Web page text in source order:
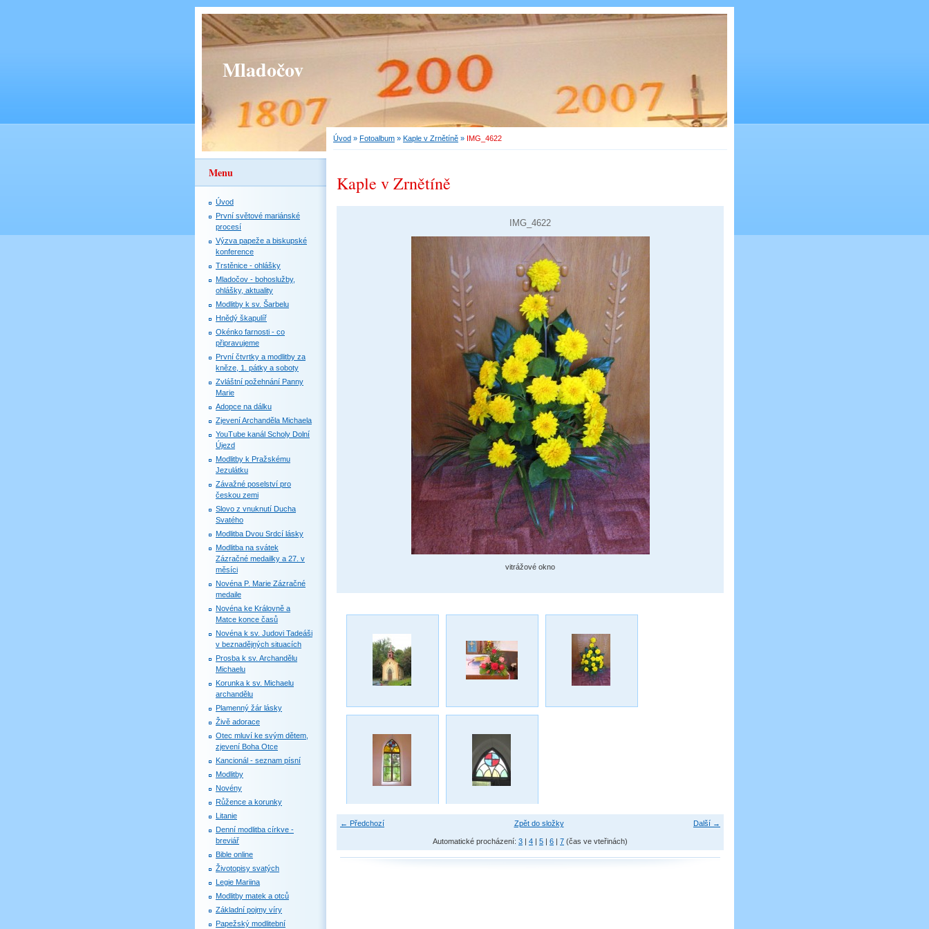
Mladočov
Úvod » Fotoalbum » Kaple v Zrnětíně » IMG_4622
Kaple v Zrnětíně
IMG_4622
vitrážové okno
← Předchozí Další →
Zpět do složky
Automatické procházení: 3 | 4 | 5 | 6 | 7 (čas ve vteřinách)
Menu
Úvod
První světové mariánské
procesí
Výzva papeže a biskupské
konference
Trstěnice - ohlášky
Mladočov - bohoslužby,
ohlášky, aktuality
Modlitby k sv. Šarbelu
Hnědý škapulíř
Okénko farnosti - co
připravujeme
První čtvrtky a modlitby za
kněze, 1. pátky a soboty
Zvláštní požehnání Panny
Marie
Adopce na dálku
Zjevení Archanděla Michaela
YouTube kanál Scholy Dolní
Újezd
Modlitby k Pražskému
Jezulátku
Závažné poselství pro
českou zemi
Slovo z vnuknutí Ducha
Svatého
Modlitba Dvou Srdcí lásky
Modlitba na svátek
Zázračné medailky a 27. v
měsíci
Novéna P. Marie Zázračné
medaile
Novéna ke Královně a
Matce konce časů
Novéna k sv. Judovi Tadeáši
v beznadějných situacích
Prosba k sv. Archandělu
Michaelu
Korunka k sv. Michaelu
archandělu
Plamenný žár lásky
Živě adorace
Otec mluví ke svým dětem,
zjevení Boha Otce
Kancionál - seznam písní
Modlitby
Novény
Růžence a korunky
Litanie
Denní modlitba církve -
breviář
Bible online
Životopisy svatých
Legie Mariina
Modlitby matek a otců
Základní pojmy víry
Papežský modlitební